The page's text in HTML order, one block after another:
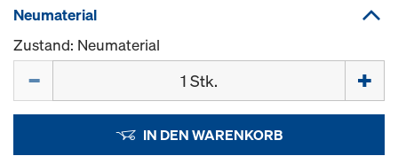
Neumaterial
Zustand: Neumaterial
IN DEN WARENKORB